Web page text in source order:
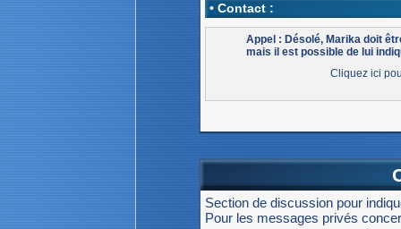
• Contact :
Appel : Désolé, Marika doit
mais il est possible de lui
Cliquez ici
Section de discussion pour
Pour les messages privés